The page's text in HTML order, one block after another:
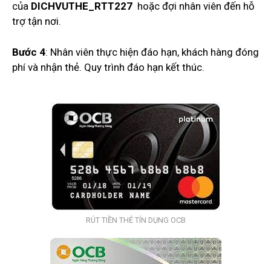
của DICHVUTHE_RTT227 hoặc đợi nhân viên đến hỗ
trợ tận nơi.
Bước 4: Nhân viên thực hiện đáo hạn, khách hàng đóng
phí và nhận thẻ. Quy trình đáo hạn kết thúc.
RÚT TIỀN THẺ TÍN DỤNG OCB